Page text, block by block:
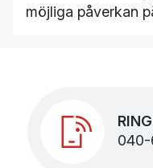
möjliga påverkan